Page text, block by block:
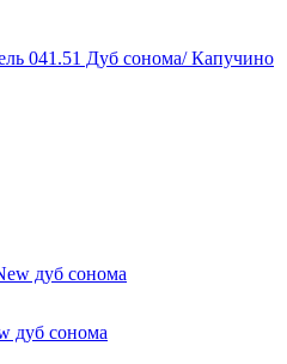
041.51 Дуб сонома/ Капучино
дуб сонома